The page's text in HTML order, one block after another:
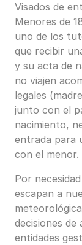
Visados de
Menores de
uno de los
que recibir
y su acta de
no viajen
legales
junto con el
nacimiento,
entrada para
con el menor.
Por
escapan a
decisiones de
entidades